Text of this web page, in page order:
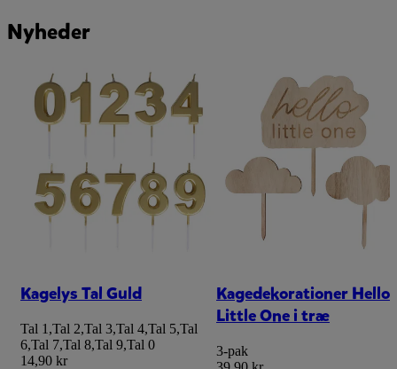
Nyheder
Kagelys Tal Guld
Tal 1 ,Tal 2,Tal 3,Tal 4,Tal 5,Tal
6,Tal 7,Tal 8,Tal 9,Tal 0
14,90 kr
Kagedekorationer Hello
Little One i træ
3-pak